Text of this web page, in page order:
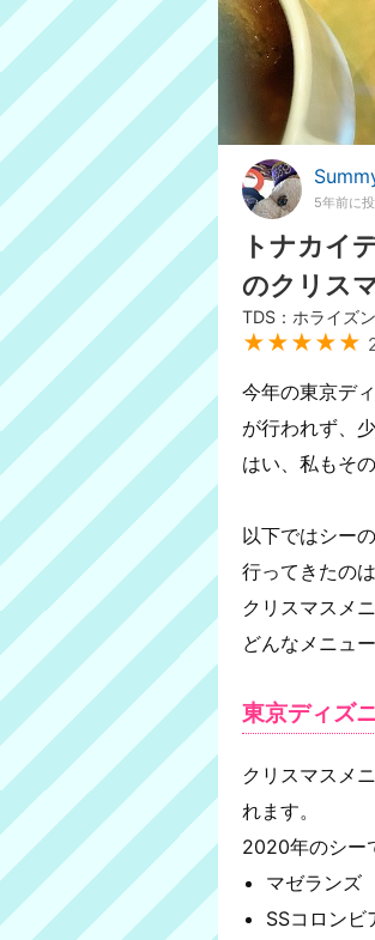
5年前に
トナカイ
のクリス
TDS：ホライズ
★★★★★
今年の東京デ
が行われず、
はい、私もそ
以下ではシー
行ってきたの
クリスマスメ
どんなメニュ
東京ディズ
クリスマスメ
れます。
2020年のシー
マゼランズ
SSコロンビ